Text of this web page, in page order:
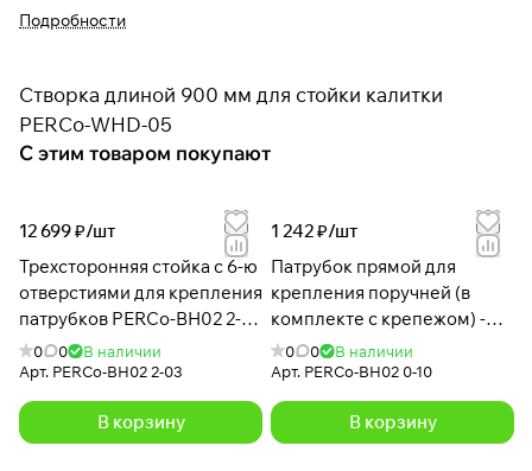
Подробности
Створка длиной 900 мм для стойки калитки
PERCo-WHD-05
С этим товаром покупают
12 699 ₽/шт
Трехсторонняя стойка с 6-ю
отверстиями для крепления
патрубков PERCo-BH02 2-
03 с крышкой
0 0
В наличии
Арт. PERCo-BH02 2-03
В корзину
1 242 ₽/шт
Патрубок прямой для
крепления поручней (в
комплекте с крепежом) -
BH02 0-10
0 0
В наличии
Арт. PERCo-BH02 0-10
В корзину